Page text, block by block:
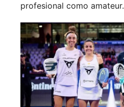
profesional como amateur.